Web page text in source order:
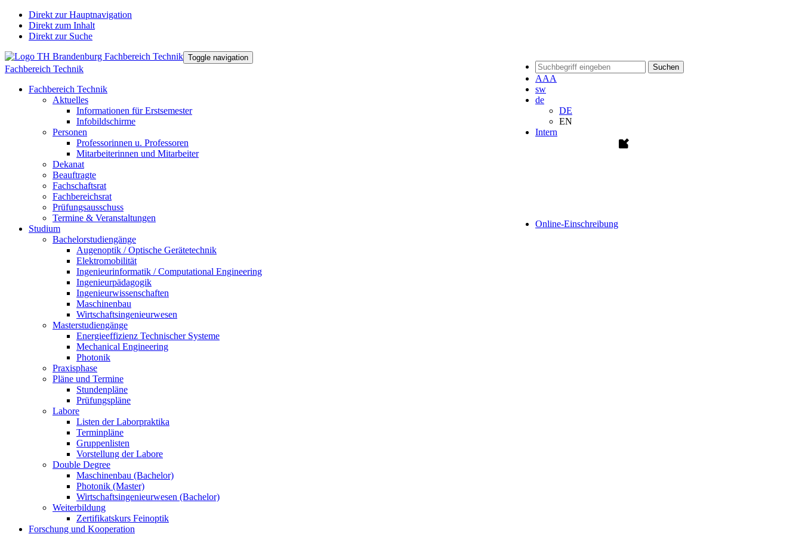
Direkt zur Hauptnavigation
Direkt zum Inhalt
Direkt zur Suche
Suchen
AAA
sw
de
DE
EN
Intern
Online-Einschreibung
Toggle navigation
Fachbereich Technik
Fachbereich Technik
Aktuelles
Informationen für Erstsemester
Infobildschirme
Personen
Professorinnen u. Professoren
Mitarbeiterinnen und Mitarbeiter
Dekanat
Beauftragte
Fachschaftsrat
Fachbereichsrat
Prüfungsausschuss
Termine & Veranstaltungen
Studium
Bachelorstudiengänge
Augenoptik / Optische Gerätetechnik
Elektromobilität
Ingenieurinformatik / Computational Engineering
Ingenieurpädagogik
Ingenieurwissenschaften
Maschinenbau
Wirtschaftsingenieurwesen
Masterstudiengänge
Energieeffizienz Technischer Systeme
Mechanical Engineering
Photonik
Praxisphase
Pläne und Termine
Stundenpläne
Prüfungspläne
Labore
Listen der Laborpraktika
Terminpläne
Gruppenlisten
Vorstellung der Labore
Double Degree
Maschinenbau (Bachelor)
Photonik (Master)
Wirtschaftsingenieurwesen (Bachelor)
Weiterbildung
Zertifikatskurs Feinoptik
Forschung und Kooperation